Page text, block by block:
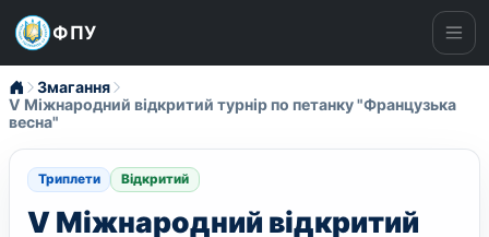
ФПУ
Змагання
V Міжнародний відкритий турнір по петанку "Французька
весна"
Триплети Відкритий
V Міжнародний відкритий